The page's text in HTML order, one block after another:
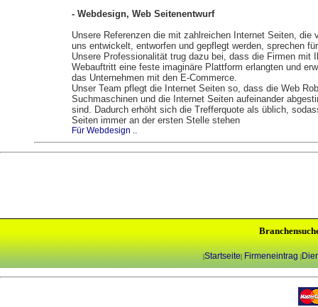
- Webdesign, Web Seitenentwurf
Unsere Referenzen die mit zahlreichen Internet Seiten, die
uns entwickelt, entworfen und gepflegt werden, sprechen
Unsere Professionalität trug dazu bei, dass die Firmen mit
Webauftritt eine feste imaginäre Plattform erlangten und
das Unternehmen mit den E-Commerce.
Unser Team pflegt die Internet Seiten so, dass die Web
Suchmaschinen und die Internet Seiten aufeinander
sind. Dadurch erhöht sich die Trefferquote als üblich,
Seiten immer an der ersten Stelle stehen
Für Webdesign ..
|Startseite| Firmeneintrag |